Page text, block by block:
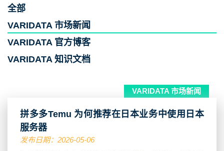
全部
VARIDATA 市场新闻
VARIDATA 官方博客
VARIDATA 知识文档
VARIDATA 市场新闻
拼多多Temu 为何推荐在日本业务中使用日本
服务器
发布日期：2026-05-06